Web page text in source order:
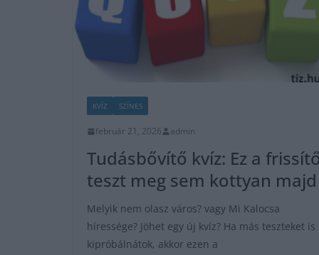
KVÍZ SZÍNES
február 21, 2026 admin
Tudásbővítő kvíz: Ez a frissítő
teszt meg sem kottyan majd
Melyik nem olasz város? vagy Mi Kalocsa
híressége? Jöhet egy új kvíz? Ha más teszteket is
kipróbálnátok, akkor ezen a